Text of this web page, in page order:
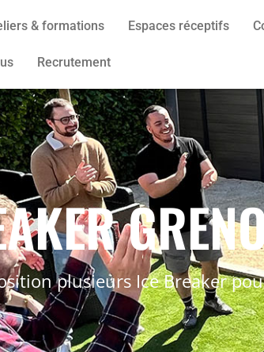
& formations Espaces réceptifs
Recrutement
plusieurs Ice Breaker